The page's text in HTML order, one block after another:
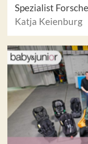
Spezialist
Katja Keienburg